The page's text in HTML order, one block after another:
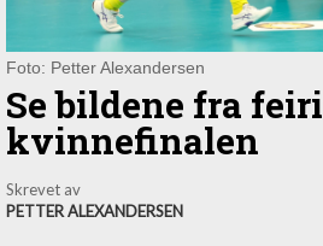
Foto: Petter Alexandersen
Se bildene fra
kvinnefinalen
Skrevet av
PETTER ALEXANDERSEN